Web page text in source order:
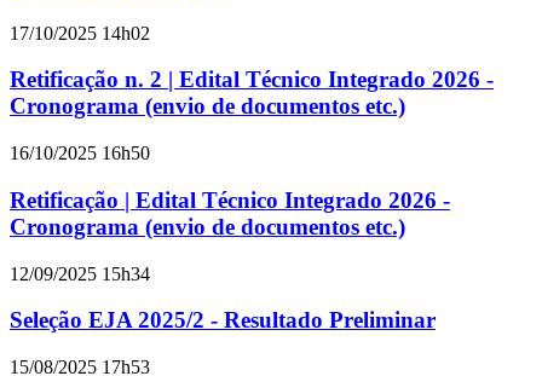
17/10/2025 14h02
Retificação n. 2 | Edital Técnico Integrado 2026 -
Cronograma (envio de documentos etc.)
16/10/2025 16h50
Retificação | Edital Técnico Integrado 2026 -
Cronograma (envio de documentos etc.)
12/09/2025 15h34
Seleção EJA 2025/2 - Resultado Preliminar
15/08/2025 17h53